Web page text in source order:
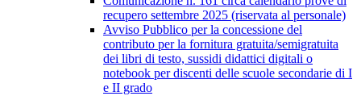
recupero settembre 2025 (riservata al personale)
Avviso Pubblico per la concessione del
contributo per la fornitura gratuita/semigratuita
dei libri di testo, sussidi didattici digitali o
notebook per discenti delle scuole secondarie di I
e II grado